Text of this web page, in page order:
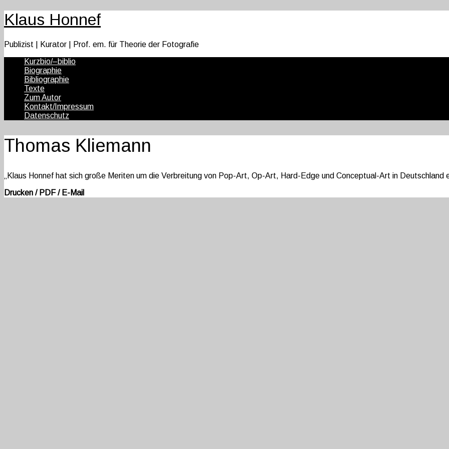
Klaus Honnef
Publizist | Kurator | Prof. em. für Theorie der Fotografie
Kurzbio/–biblio
Biographie
Bibliographie
Texte
Zum Autor
Kontakt/Impressum
Datenschutz
Thomas Kliemann
„Klaus Honnef hat sich große Meriten um die Verbreitung von Pop-Art, Op-Art, Hard-Edge und Conceptual-Art in Deutschland
Drucken / PDF / E-Mail